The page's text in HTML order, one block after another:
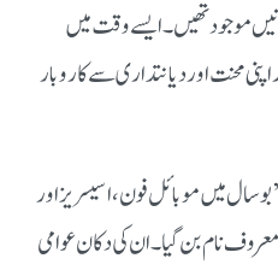
موجود تھیں۔ ایسے وقت میں
محنت اور دیانتداری سے کاروبار
میں موبائل فون، اسیسریز اور
نام بن گیا۔ ان کی دکان عوامی